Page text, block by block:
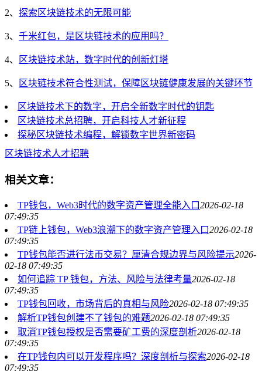
2、 探索区块链技术的无限可能
3、 千米红包，是区块链技术的应用吗？
4、 区块链技术站，数字时代的创新灯塔
5、 区块链技术符合性测试，保障区块链健康发展的关键环节
区块链技术下的数字，开启全新数字时代的钥匙
区块链技术总招聘，开启科技人才新征程
探秘区块链技术编程，解锁数字世界新密码
区块链技术人才招聘
相关文章：
TP钱包，Web3时代的数字资产管理全能入口2026-02-18
07:49:35
TP链上钱包，Web3浪潮下的数字资产管理入口2026-02-18
07:49:35
TP钱包能否进行法币交易？厘清合规边界与风险提示2026-
02-18 07:49:35
如何追踪 TP 钱包，方法、风险与法律考量2026-02-18
07:49:35
TP钱包回收，市场背后的真相与风险2026-02-18 07:49:35
解析TP钱包创建不了钱包的难题2026-02-18 07:49:35
取消TP钱包授权是否需要矿工费的深度剖析2026-02-18
07:49:35
在TP钱包内可以开发程序吗？深度剖析与探索2026-02-18
07:49:35